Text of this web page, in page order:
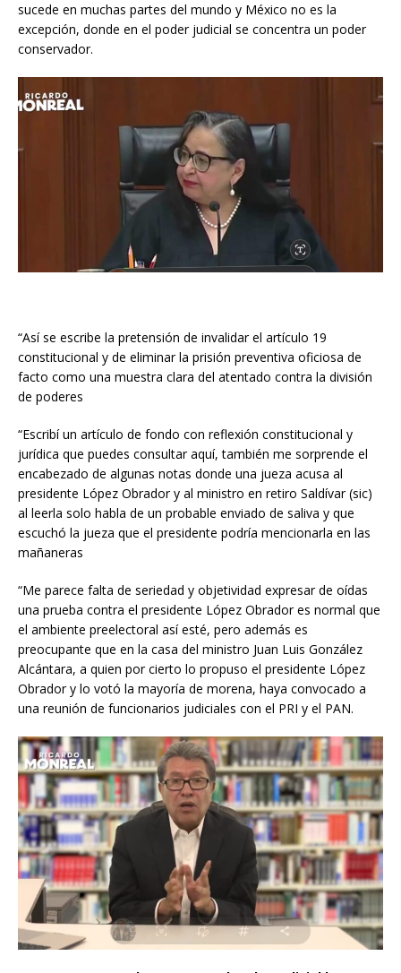
sucede en muchas partes del mundo y México no es la
excepción, donde en el poder judicial se concentra un poder
conservador.
“Así se escribe la pretensión de invalidar el artículo 19
constitucional y de eliminar la prisión preventiva oficiosa de
facto como una muestra clara del atentado contra la división
de poderes
“Escribí un artículo de fondo con reflexión constitucional y
jurídica que puedes consultar aquí, también me sorprende el
encabezado de algunas notas donde una jueza acusa al
presidente López Obrador y al ministro en retiro Saldívar (sic)
al leerla solo habla de un probable enviado de saliva y que
escuchó la jueza que el presidente podría mencionarla en las
mañaneras
“Me parece falta de seriedad y objetividad expresar de oídas
una prueba contra el presidente López Obrador es normal que
el ambiente preelectoral así esté, pero además es
preocupante que en la casa del ministro Juan Luis González
Alcántara, a quien por cierto lo propuso el presidente López
Obrador y lo votó la mayoría de morena, haya convocado a
una reunión de funcionarios judiciales con el PRI y el PAN.